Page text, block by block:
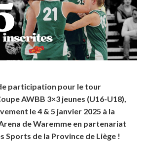
participation pour le tour
AWBB 3×3 jeunes (U16-U18),
le 4 & 5 janvier 2025 à la
de Waremme en partenariat
Sports de la Province de Liège !